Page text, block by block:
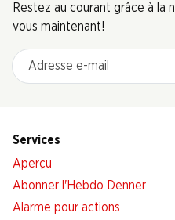
Restez au courant grâce à la
vous maintenant!
Adresse e-mail
Services
Aperçu
Abonner l'Hebdo Denner
Alarme pour actions